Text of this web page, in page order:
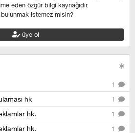
eden özgür bilgi kaynağıdır.
bulunmak istemez misin?
üye ol
1
1
hk
1
hk.
1
hk.